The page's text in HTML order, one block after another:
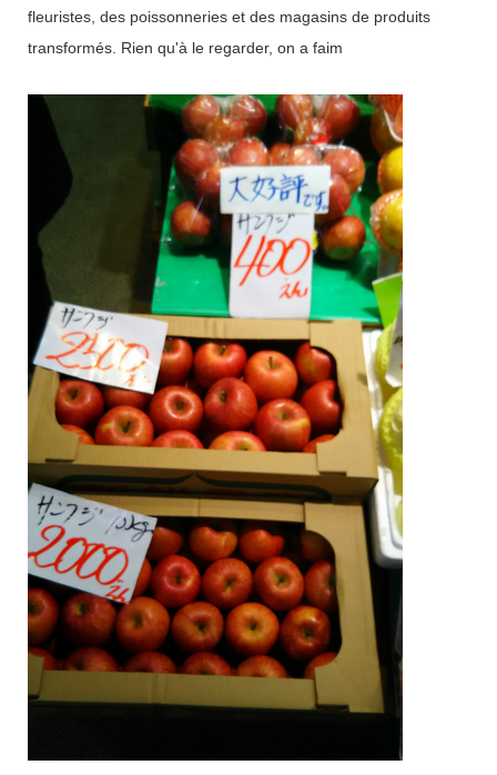
fleuristes, des poissonneries et des magasins de produits
transformés. Rien qu'à le regarder, on a faim